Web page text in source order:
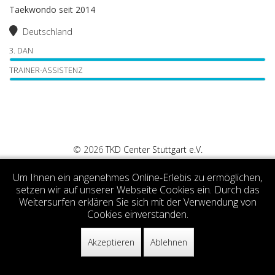
Taekwondo seit 2014
Deutschland
3. DAN
TRAINER-ASSISTENZ
© 2026TKD Center Stuttgart e.V.
Um Ihnen ein angenehmes Online-Erlebis zu ermöglichen,
setzen wir auf unserer Webseite Cookies ein. Durch das
Weitersurfen erklären Sie sich mit der Verwendung von
Cookies einverstanden.
Akzeptieren Ablehnen